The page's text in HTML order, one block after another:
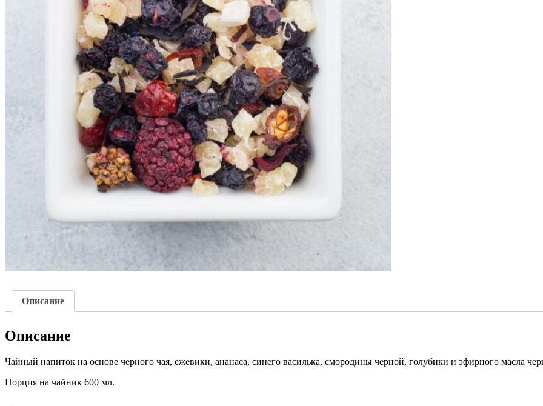
Описание
Описание
Чайный напиток на основе черного чая, ежевики, ананаса, синего василька, смородины черной, голубики и эфирного масла
Порция на чайник 600 мл.